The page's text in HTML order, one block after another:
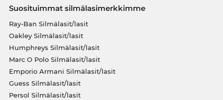
Suosituimmat silmälasimerkkimme
Ray-Ban Silmälasit/lasit
Oakley Silmälasit/lasit
Humphreys Silmälasit/lasit
Marc O Polo Silmälasit/lasit
Emporio Armani Silmälasit/lasit
Guess Silmälasit/lasit
Persol Silmälasit/lasit